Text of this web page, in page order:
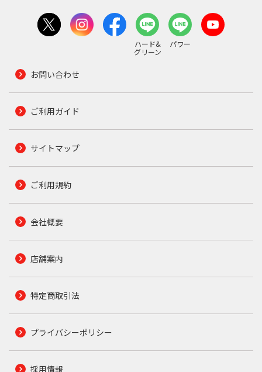
ハード&
グリーン
パワー
お問い合わせ
ご利用ガイド
サイトマップ
ご利用規約
会社概要
店舗案内
特定商取引法
プライバシーポリシー
採用情報